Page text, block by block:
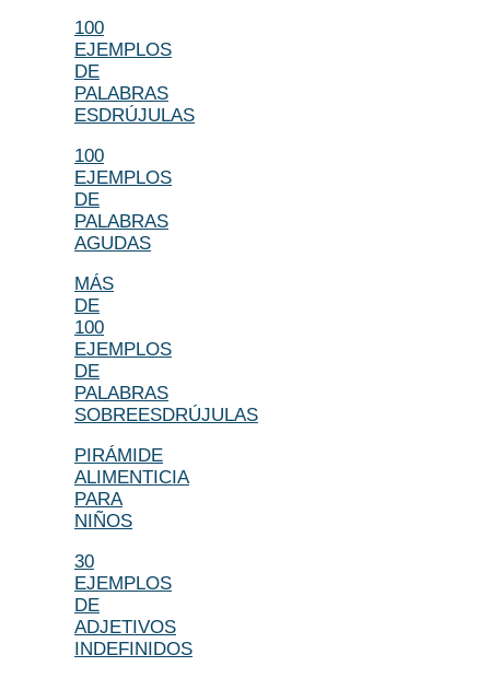
100
EJEMPLOS
DE
PALABRAS
ESDRÚJULAS
100
EJEMPLOS
DE
PALABRAS
AGUDAS
MÁS
DE
100
EJEMPLOS
DE
PALABRAS
SOBREESDRÚJULAS
PIRÁMIDE
ALIMENTICIA
PARA
NIÑOS
30
EJEMPLOS
DE
ADJETIVOS
INDEFINIDOS